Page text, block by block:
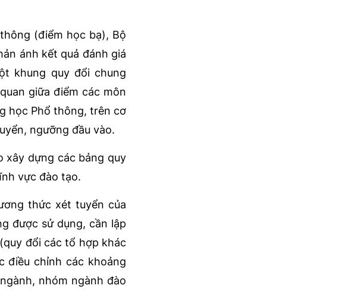
(điểm học bạ), Bộ
ánh kết quả đánh giá
khung quy đổi chung
giữa điểm các môn
học Phổ thông, trên cơ
ngưỡng đầu vào.
xây dựng các bảng quy
vực đào tạo.
thức xét tuyển của
được sử dụng, cần lập
đổi các tổ hợp khác
điều chỉnh các khoảng
nhóm ngành đào